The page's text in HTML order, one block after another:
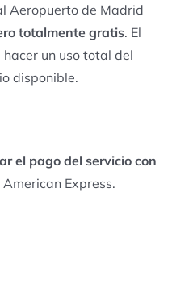
Aeropuerto de Madrid
totalmente gratis. El
un uso total del
disponible.
el pago del servicio con
Express.